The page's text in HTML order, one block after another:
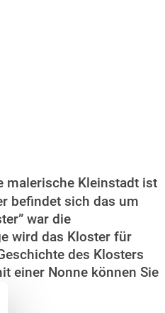
malerische Kleinstadt ist
befindet sich das um
war die
wird das Kloster für
des Klosters
einer Nonne können Sie